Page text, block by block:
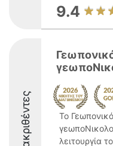
9.4
Διακριθέντες
Το
λειτουργία